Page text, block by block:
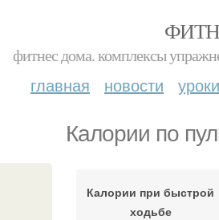
фитнес дома. комплексы
главная новости уроки
Калории по
Калории при быстрой
ходьбе